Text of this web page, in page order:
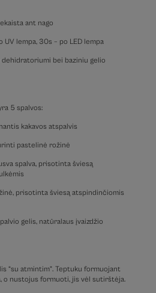
ant nago
lempa, 30s – po LED lempa
bei baziniu gelio
5 spalvos:
kakavos atspalvis
pastelinė rožinė
spalva, prisotinta šviesą
prisotinta šviesą atspindinčiomis
gelis, natūralaus įvaizdžio
“su atmintim”. Teptuku formuojant
o nustojus formuoti, jis vėl sutirštėja.